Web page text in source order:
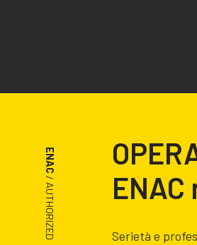
ENAC
/ AUTHORIZED
ENAC
Serietà e